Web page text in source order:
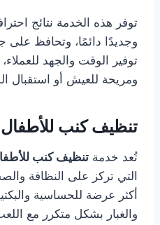
توفر هذه الخدمة نتائج
وجديدًا دائمًا، وتحافظ على
توفير الوقت والجهد
ومريحة للعيش أو استقبال
تنظيف كنب للأطفال
تُعد خدمة تنظيف كنب
التي تركز على النظافة
أكثر عرضة للحساسية
والغبار بشكل متكرر مع